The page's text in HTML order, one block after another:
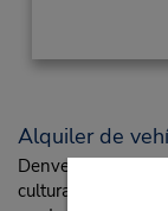
Alquiler de
Denver es una
cultural formado